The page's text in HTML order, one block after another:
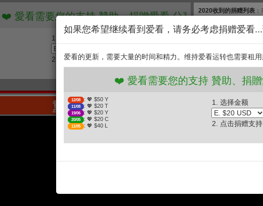
需要您的支持 贊助、捐贈愛看 分享、傳播愛看 ❤️
1. 选择金额
2. 点击捐赠支持
2020收到的捐赠列表：
款, 合计$830. 扣除银
和维护【爱看】，我们
黄金100秒 《最野假期》新疆鄯善县 (2017.08.05)
如果您希望继续看到爱看，请务必考虑捐赠爱看...
爱看的更新，需要大量的时间和精力。维持爱看运转也需要租用
❤️ 愛看需要您的支持 贊助、捐贈愛看
12/08 : 💖 $50 Y
11/08 : 💖 $20 T
19/06 : 💖 $20 Y
20/05 : 💖 $20 C
11/05 : 💖 $40 L
1. 选择金额
2. 点击捐赠支持